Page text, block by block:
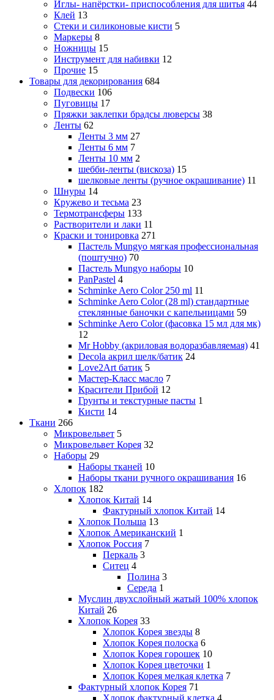
Иглы- напёрстки- приспособления для шитья 44
Клей 13
Стеки и силиконовые кисти 5
Маркеры 8
Ножницы 15
Инструмент для набивки 12
Прочие 15
Товары для декорирования 684
Подвески 106
Пуговицы 17
Пряжки заклепки брадсы люверсы 38
Ленты 62
Ленты 3 мм 27
Ленты 6 мм 7
Ленты 10 мм 2
шебби-ленты (вискоза) 15
шелковые ленты (ручное окрашивание) 11
Шнуры 14
Кружево и тесьма 23
Термотрансферы 133
Растворители и лаки 11
Краски и тонировка 271
Пастель Mungyo мягкая профессиональная
(поштучно) 70
Пастель Mungyo наборы 10
PanPastel 4
Schminke Aero Color 250 ml 11
Schminke Aero Color (28 ml) стандартные
стеклянные баночки с капельницами 59
Schminke Aero Color (фасовка 15 мл для мк)
12
Mr Hobby (акриловая водоразбавляемая) 41
Decola акрил шелк/батик 24
Love2Art батик 5
Мастер-Класс масло 7
Красители Прибой 12
Грунты и текстурные пасты 1
Кисти 14
Ткани 266
Микровельвет 5
Микровельвет Корея 32
Наборы 29
Наборы тканей 10
Наборы ткани ручного окрашивания 16
Хлопок 182
Хлопок Китай 14
Фактурный хлопок Китай 14
Хлопок Польша 13
Хлопок Американский 1
Хлопок Россия 7
Перкаль 3
Ситец 4
Полина 3
Середа 1
Муслин двухслойный жатый 100% хлопок
Китай 26
Хлопок Корея 33
Хлопок Корея звезды 8
Хлопок Корея полоска 6
Хлопок Корея горошек 10
Хлопок Корея цветочки 1
Хлопок Корея мелкая клетка 7
Фактурный хлопок Корея 71